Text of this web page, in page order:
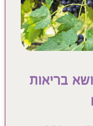
בריאות